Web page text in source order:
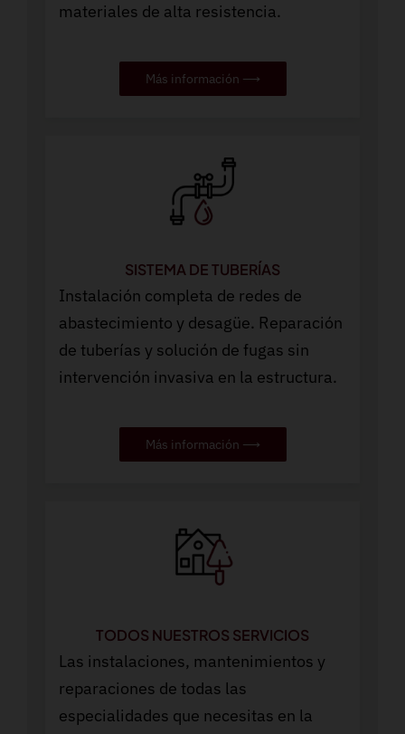
materiales de alta resistencia.
Más información ⟶
SISTEMA DE TUBERÍAS
Instalación completa de redes de
abastecimiento y desagüe. Reparación
de tuberías y solución de fugas sin
intervención invasiva en la estructura.
Más información ⟶
TODOS NUESTROS SERVICIOS
Las instalaciones, mantenimientos y
reparaciones de todas las
especialidades que necesitas en la